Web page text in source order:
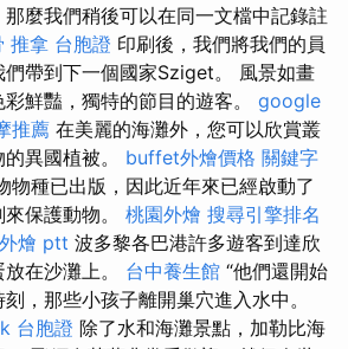
麼我們稍後可以在同一文檔中記錄註
推拿 台胞證 印刷後，我們將我們的員
帶到下一個國家Sziget。 風景如畫
鮮豔，獨特的節目的遊客。 google
推薦 在美麗的海灘外，您可以欣賞叢
異國植被。 buffet外燴價格 關鍵字
物種已出版，因此近年來已經啟動了
保護動物。 桃園外燴 搜尋引擎排名
燴 ptt 波多黎各巴港許多遊客到達欣
在沙灘上。 台中養生館 “他們還開始
，那些小孩子離開巢穴進入水中。
台胞證 除了水和海灘景點，加勒比海